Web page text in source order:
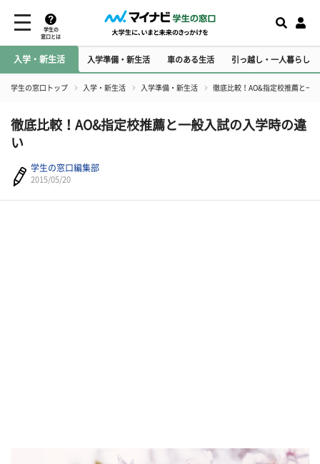
学生の
窓口とは
入学・新生活 入学準備・新生活 車のある生活 引っ越し・一人暮らし
学生の窓口トップ 入学・新生活 入学準備・新生活 徹底比較！AO&指定校推薦と一
徹底比較！AO&指定校推薦と一般入試の入学時の違
い
学生の窓口編集部
2015/05/20